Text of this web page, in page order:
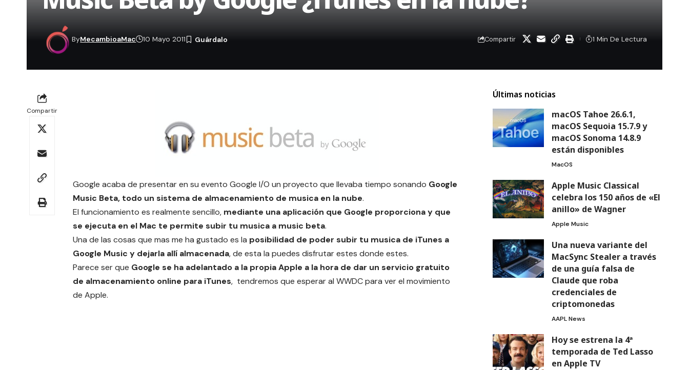
ByMecambioaMac 10 Mayo 2011 Compartir 1 Min De Lectura
Compartir
Google acaba de presentar en su evento Google I/O un proyecto que llevaba tiempo sonando Google
Music Beta, todo un sistema de almacenamiento de musica en la nube.
El funcionamiento es realmente sencillo, mediante una aplicación que Google proporciona y que
se ejecuta en el Mac te permite subir tu musica a music beta.
Una de las cosas que mas me ha gustado es la posibilidad de poder subir tu musica de iTunes a
Google Music y dejarla allí almacenada, de esta la puedes disfrutar estes donde estes.
Parece ser que Google se ha adelantado a la propia Apple a la hora de dar un servicio gratuito
de almacenamiento online para iTunes, tendremos que esperar al WWDC para ver el movimiento
de Apple.
Últimas noticias
macOS Tahoe 26.6.1,
macOS Sequoia 15.7.9 y
macOS Sonoma 14.8.9
están disponibles
MacOS
Apple Music Classical
celebra los 150 años de «El
anillo» de Wagner
Apple Music
Una nueva variante del
MacSync Stealer a través
de una guía falsa de
Claude que roba
credenciales de
criptomonedas
AAPL News
Hoy se estrena la 4ª
temporada de Ted Lasso
en Apple TV